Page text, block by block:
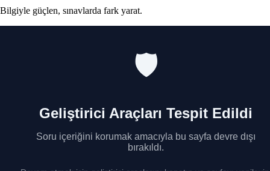
Bilgiyle güçlen, sınavlarda fark yarat.
🛡️
Geliştirici Araçları Tespit Edildi
Soru içeriğini korumak amacıyla bu sayfa devre dışı
bırakıldı.